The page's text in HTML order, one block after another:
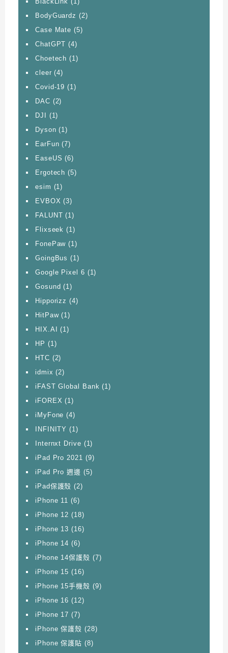
BodyGuardz (2)
Case Mate (5)
ChatGPT (4)
Choetech (1)
cleer (4)
Covid-19 (1)
DAC (2)
DJI
(1)
Dyson (1)
EarFun (7)
EaseUS (6)
Ergotech (5)
esim (1)
EVBOX (3)
FALUNT (1)
Flixseek (1)
FonePaw (1)
GoingBus (1)
Google Pixel 6 (1)
Gosund (1)
Hipporizz (4)
HitPaw(1)
HIX.AI
(1)
HP (1)
HTC (2)
idmix (2)
iFAST Global Bank (1)
iFOREX (1)
iMyFone (4)
INFINITY (1)
Internxt Drive (1)
iPad Pro 2021 (9)
iPad Pro 週邊 (5)
iPad保護殼 (2)
iPhone 11 (6)
iPhone 12 (18)
iPhone 13 (16)
iPhone 14 (6)
iPhone 14保護殼 (7)
iPhone 15 (16)
iPhone 15手機殼 (9)
iPhone 16 (12)
iPhone 17 (7)
iPhone 保護殼 (28)
iPhone 保護貼 (8)